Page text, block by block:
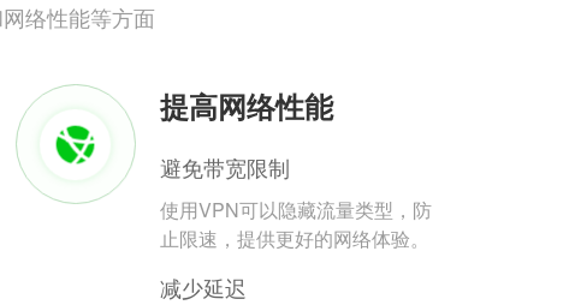
络性能等方面
提高网络性能
避免带宽限制
使用VPN可以隐藏流量类型，防
止限速，提供更好的网络体验。
减少延迟